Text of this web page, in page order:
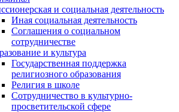
и социальная деятельность
Иная социальная деятельность
Соглашения о социальном
сотрудничестве
и культура
Государственная поддержка
религиозного образования
Религия в школе
Сотрудничество в культурно-
просветительской сфере